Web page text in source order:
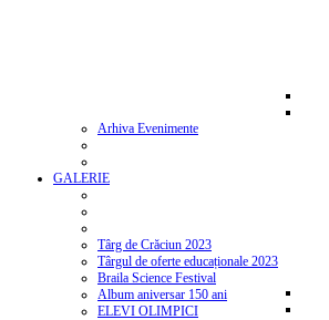
Arhiva Evenimente
GALERIE
Târg de Crăciun 2023
Târgul de oferte educaționale 2023
Braila Science Festival
Album aniversar 150 ani
ELEVI OLIMPICI